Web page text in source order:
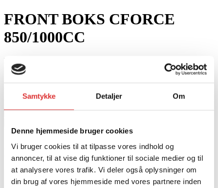
Samtykke Detaljer Om
Denne hjemmeside bruger cookies
Vi bruger cookies til at tilpasse vores indhold og
annoncer, til at vise dig funktioner til sociale medier og til
at analysere vores trafik. Vi deler også oplysninger om
din brug af vores hjemmeside med vores partnere inden
FRONT BOKS CFORCE
850/1000CC
Frontboks til 850/1000cc ATV. Har den perfekte konstruktion, og
passer godt på dine ting med metal lås og nøgle.
2.232,00kr.
FRONT BOKS CFORCE 850/1000CC antal
Varenummer: BW02-01006700
Relaterede produkter.
IRON BALTIC 360° SVINGTRÆK